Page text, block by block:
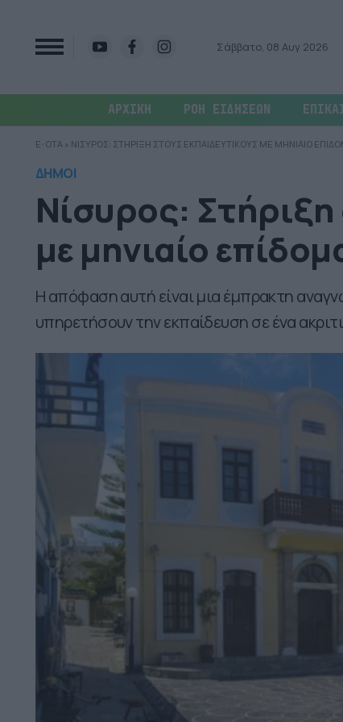
Σάββατο, 08 Αυγ 2026
ΑΡΧΙΚΗ ΡΟΗ ΕΙΔΗΣΕΩΝ
E-OTA » ΝΙΣΥΡΟΣ: ΣΤΗΡΙΞΗ ΣΤΟΥΣ ΕΚΠΑΙΔΕΥΤΙΚΟΥΣ ΜΕ ΜΗΝΙΑΙΟ
ΔΗΜΟΙ
Νίσυρος: Στήριξη
με μηνιαίο
Η απόφαση αυτή είναι μια έμπρακτη
υπηρετήσουν την εκπαίδευση σε ένα